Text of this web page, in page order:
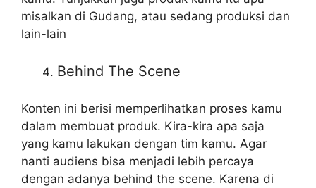
misalkan di Gudang, atau sedang produksi dan
lain-lain
Behind The Scene
Konten ini berisi memperlihatkan proses kamu
dalam membuat produk. Kira-kira apa saja
yang kamu lakukan dengan tim kamu. Agar
nanti audiens bisa menjadi lebih percaya
dengan adanya behind the scene. Karena di